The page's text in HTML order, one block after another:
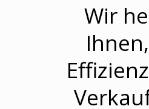
Wir